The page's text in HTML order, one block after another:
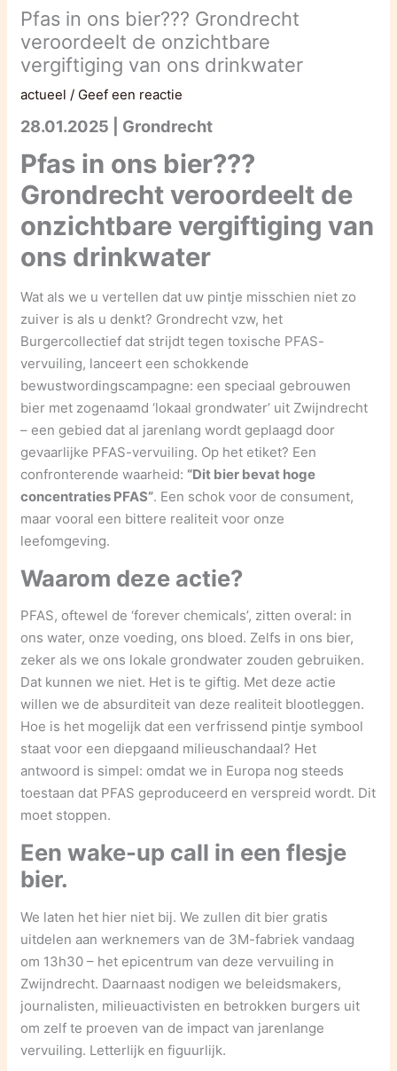
Pfas in ons bier??? Grondrecht
veroordeelt de onzichtbare
vergiftiging van ons drinkwater
actueel / Geef een reactie
28.01.2025 | Grondrecht
Pfas in ons bier???
Grondrecht veroordeelt de
onzichtbare vergiftiging van
ons drinkwater
Wat als we u vertellen dat uw pintje misschien niet zo
zuiver is als u denkt? Grondrecht vzw, het
Burgercollectief dat strijdt tegen toxische PFAS-
vervuiling, lanceert een schokkende
bewustwordingscampagne: een speciaal gebrouwen
bier met zogenaamd ‘lokaal grondwater’ uit Zwijndrecht
– een gebied dat al jarenlang wordt geplaagd door
gevaarlijke PFAS-vervuiling. Op het etiket? Een
confronterende waarheid: “Dit bier bevat hoge
concentraties PFAS”. Een schok voor de consument,
maar vooral een bittere realiteit voor onze
leefomgeving.
Waarom deze actie?
PFAS, oftewel de ‘forever chemicals’, zitten overal: in
ons water, onze voeding, ons bloed. Zelfs in ons bier,
zeker als we ons lokale grondwater zouden gebruiken.
Dat kunnen we niet. Het is te giftig. Met deze actie
willen we de absurditeit van deze realiteit blootleggen.
Hoe is het mogelijk dat een verfrissend pintje symbool
staat voor een diepgaand milieuschandaal? Het
antwoord is simpel: omdat we in Europa nog steeds
toestaan dat PFAS geproduceerd en verspreid wordt. Dit
moet stoppen.
Een wake-up call in een flesje
bier.
We laten het hier niet bij. We zullen dit bier gratis
uitdelen aan werknemers van de 3M-fabriek vandaag
om 13h30 – het epicentrum van deze vervuiling in
Zwijndrecht. Daarnaast nodigen we beleidsmakers,
journalisten, milieuactivisten en betrokken burgers uit
om zelf te proeven van de impact van jarenlange
vervuiling. Letterlijk en figuurlijk.